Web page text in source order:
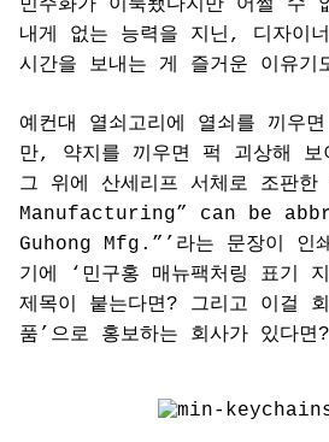
민주화가 이룩됐다지만 어쩔 수
내게 없는 능력을 지닌, 디자이
시간을 보내는 게 즐거운 이유기
예컨대 열쇠고리에 열쇠를 끼우
만, 약지를 끼우면 퍽 괴상해 보
그 위에 산세리프 서체로 조판
Manufacturing” can be
Guhong Mfg.”’라는 문장이 인
기에 ‘민구홍 매뉴팩처링 표기
제목이 붙는다면? 그리고 이걸
품’으로 홍보하는 회사가 있다면?